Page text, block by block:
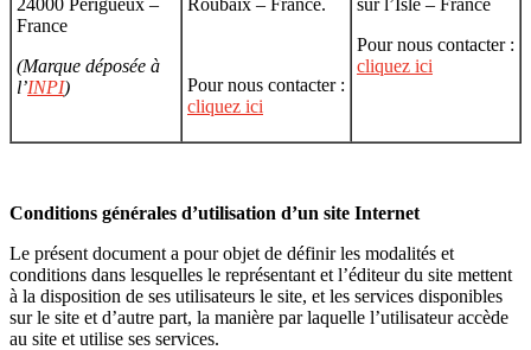
France
(Marque déposée à
l’INPI)
Pour nous contacter :
cliquez ici
Pour nous contacter :
cliquez ici
Conditions générales d’utilisation d’un site Internet
Le présent document a pour objet de définir les modalités et
conditions dans lesquelles le représentant et l’éditeur du site mettent
à la disposition de ses utilisateurs le site, et les services disponibles
sur le site et d’autre part, la manière par laquelle l’utilisateur accède
au site et utilise ses services.